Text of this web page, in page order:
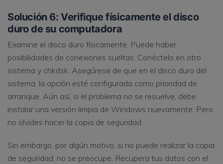
Solución 6: Verifique físicamente el disco
duro de su computadora
Examine el disco duro físicamente. Puede haber
posibilidades de conexiones sueltas. Conéctelo en otro
sistema y chkdsk. Asegúrese de que en el disco duro del
sistema, la opción esté configurada como prioridad de
arranque. Aún así, si el problema no se resuelve, debe
instalar una versión limpia de Windows nuevamente. Pero
no olvides hacer la copia de seguridad.
Sin embargo, por algún motivo, si no puede realizar la copia
de seguridad, no se preocupe. Recupera tus datos con el